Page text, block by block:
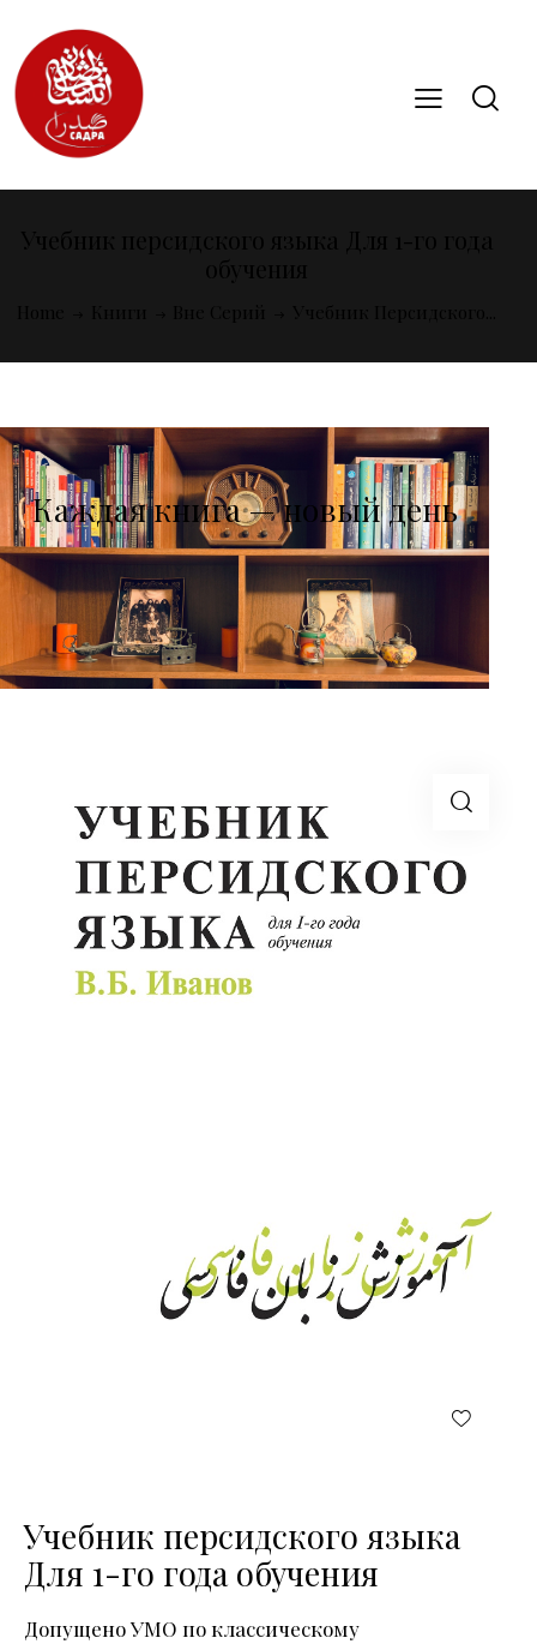
Каждая книга — новый день
Учебник персидского языка
Для 1-го года обучения
Допущено УМО по классическому